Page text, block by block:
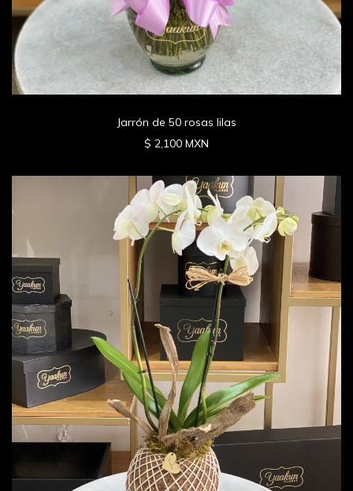
Jarrón de 50 rosas lilas
$ 2,100 MXN